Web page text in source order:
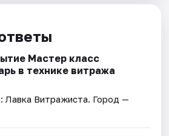
Мастер класс
в технике витража
Лавка Витражиста. Город —